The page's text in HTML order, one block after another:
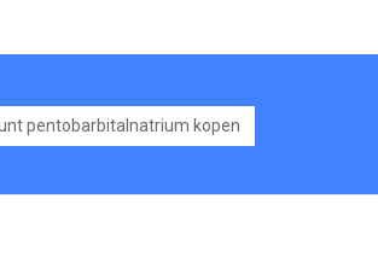
pentobarbitalnatrium kopen